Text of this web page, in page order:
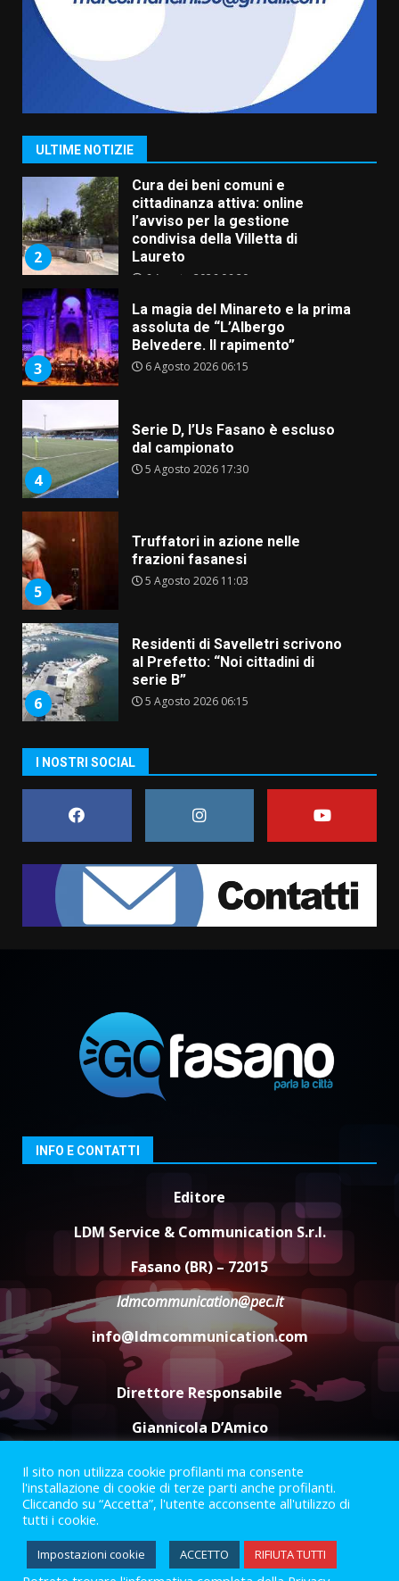
ULTIME NOTIZIE
sabato 8 agosto
5 Agosto 2026 06:10
1
Grazia Neglia, coordinatrice
cittadina di Fratelli d’Italia,
pronta a tornare in Consiglio
2
Cura dei beni comuni e
cittadinanza attiva: online
l’avviso per la gestione
condivisa della Villetta di
Laureto
6 Agosto 2026 06:20
3
La magia del Minareto e la prima
assoluta de “L’Albergo
Belvedere. Il rapimento”
6 Agosto 2026 06:15
4
Serie D, l’Us Fasano è escluso
dal campionato
5 Agosto 2026 17:30
5
Truffatori in azione nelle
frazioni fasanesi
5 Agosto 2026 11:03
6
Residenti di Savelletri scrivono
al Prefetto: “Noi cittadini di
serie B”
5 Agosto 2026 06:15
Pesce Spada: appuntamento a
sabato 8 agosto
5 Agosto 2026 06:10
1
cittadina di Fratelli d’Italia,
pronta a tornare in Consiglio
comunale
condivisa della Villetta di
Laureto
6 Agosto 2026 06:20
3
La magia del Minareto e la prima
Serie D, l’Us Fasano è escluso
dal campionato
Truffatori in azione nelle
frazioni fasanesi
5 Agosto 2026 11:03
I NOSTRI SOCIAL
INFO E CONTATTI
Editore
LDM Service & Communication S.r.l.
Fasano (BR) – 72015
ldmcommunication@pec.it
info@ldmcommunication.com
Direttore Responsabile
Giannicola D’Amico
Termini e Condizioni
Privacy Policy
Informazioni Legali
Facebook
Instagram
Youtube
Il sito non utilizza cookie profilanti ma consente
l'installazione di cookie di terze parti anche profilanti.
Cliccando su “Accetta”, l'utente acconsente all'utilizzo di
tutti i cookie.
Impostazioni cookie ACCETTO RIFIUTA TUTTI